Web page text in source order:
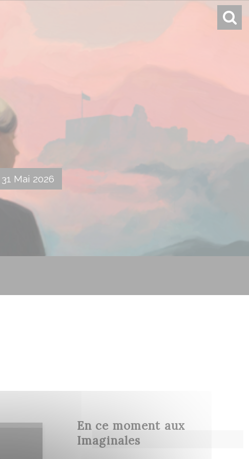
31 Mai 2026
En ce moment aux
Imaginales